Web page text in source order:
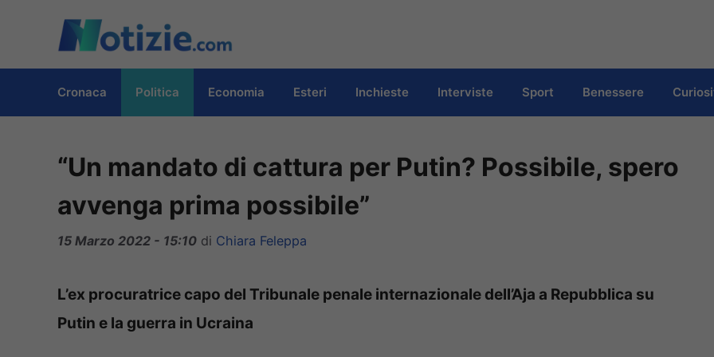
contenuto
Cronaca Politica Economia Esteri Inchieste Interviste Sport Benessere
“Un mandato di cattura per Putin? Possibile, spero
avvenga prima possibile”
15 Marzo 2022 - 15:10 di Chiara Feleppa
L’ex procuratrice capo del Tribunale penale internazionale dell’Aja a Repubblica su
Putin e la guerra in Ucraina